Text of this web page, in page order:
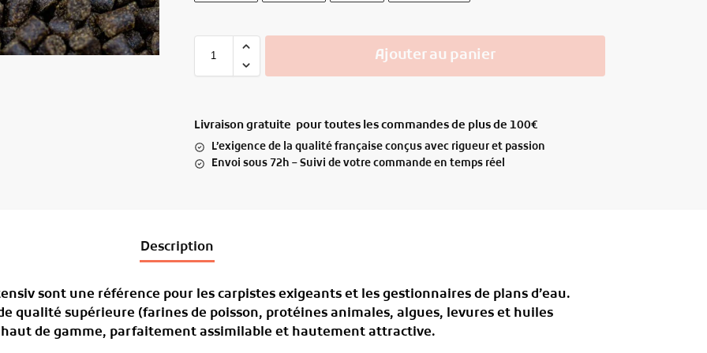
Ajouter au panier
Livraison gratuite pour toutes les commandes de plus de 100€
L’exigence de la qualité française conçus avec rigueur et passion
Envoi sous 72h – Suivi de votre commande en temps réel
Description
sont une référence pour les carpistes exigeants et les gestionnaires de plans d’eau.
qualité supérieure (farines de poisson, protéines animales, algues, levures et huiles
de gamme, parfaitement assimilable et hautement attractive.